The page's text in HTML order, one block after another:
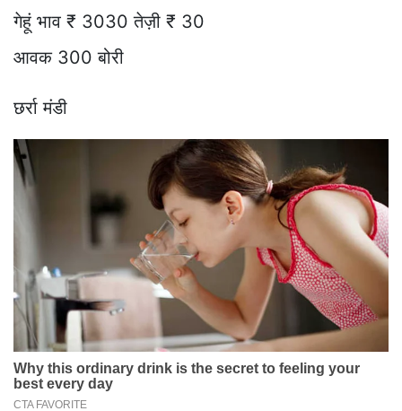
गेहूं भाव ₹ 3030 तेज़ी ₹ 30
आवक 300 बोरी
छर्रा मंडी